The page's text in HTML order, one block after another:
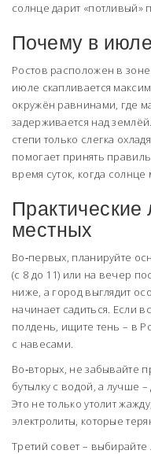
солнце дарит «потливый»
Почему в
Ростов расположен в
июле скапливается
окружён равнинами, где
задерживается над
степи только слегка
помогает принять
время суток, когда
местных
Во‑первых, планируйте
(с 8 до 11) или на вечер
ниже, а город выглядит
начинает садиться. Если
полдень, ищите тень – в
с навесами.
Во‑вторых, не забывайте
бутылку с водой, а лучше
Это не только утолит
электролиты, которые
Третий совет –